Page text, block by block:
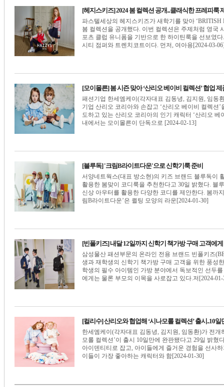
[헤지스키즈] 2024 봄 컬렉션 공개...클래식한 프레피룩
파스텔세상의 헤지스키즈가 새학기를 맞아
봄 컬렉션을 공개했다. 이번 컬렉션은 주제처럼 영국
포츠 클럽 유니폼을 기반으로 한 하이틴룩을 선보였
시티 점퍼와 트렌치코트이다. 먼저, 여아용[2024-03-
[모이몰른] 봄 시즌 맞아 ‘산리오 베이비 컬렉션’ 협업
패션기업 한세엠케이(각자대표 김동녕, 김지원, 임동
기업 산리오 코리아와 손잡고 ‘산리오 베이비 컬렉션
도하고 있는 산리오 코리아의 인기 캐릭터 ‘산리오
내에서는 모이몰른이 단독으로 [2024-02-13]
[블루독] '크림B라이트다운'으로 신학기룩 준비
서양네트웍스(대표 방소현)의 키즈 브랜드 블루독이
활용한 봄맞이 코디룩을 추천한다고 30일 밝혔다. 블
신상 아우터를 활용한 다양한 코디를 제안한다. 봄까
림B라이트다운’은 퀼팅 모양의 라운[2024-01-30]
[빈폴키즈] 내달 12일까지 신학기 책가방 구매 고객에
삼성물산 패션부문의 온라인 전용 브랜드 빈폴키즈
생과 재학생의 신학기 책가방 구매 고객을 위한 풍성
학생의 필수 아이템인 가방 분야에서 독보적인 선두
에게는 물론 부모의 이목을 사로잡고 있다.저[2024-01-
[컬리수] 산리오와 협업해 ‘시나모롤 컬렉션’ 출시..10일
한세엠케이(각자대표 김동녕, 김지원, 임동환)가 전
모롤 컬렉션’이 출시 10일만에 완판됐다고 29일 밝혔
아이덴티티로 잡고, 아이들에게 즐거운 경험을 선사
이들이 가장 좋아하는 캐릭터와 함[2024-01-30]